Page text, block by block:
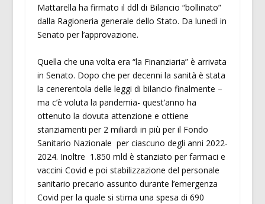
Mattarella ha firmato il ddl di Bilancio “bollinato”
dalla Ragioneria generale dello Stato. Da lunedì in
Senato per l’approvazione.
Quella che una volta era “la Finanziaria” è arrivata
in Senato. Dopo che per decenni la sanità è stata
la cenerentola delle leggi di bilancio finalmente –
ma c’è voluta la pandemia- quest’anno ha
ottenuto la dovuta attenzione e ottiene
stanziamenti per 2 miliardi in più per il Fondo
Sanitario Nazionale per ciascuno degli anni 2022-
2024. Inoltre 1.850 mld è stanziato per farmaci e
vaccini Covid e poi stabilizzazione del personale
sanitario precario assunto durante l’emergenza
Covid per la quale si stima una spesa di 690